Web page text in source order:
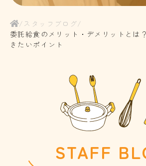
よくある質問
会社情報
お問合せ
/ スタッフブログ/
委託給食のメリット・デメリットとは
きたいポイント
STAFF